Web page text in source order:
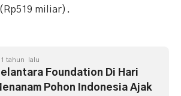
miliar).
1 tahun lalu
Foundation Di Hari
Pohon Indonesia Ajak